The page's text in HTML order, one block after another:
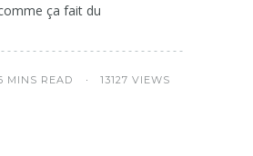
ça fait du
MINS READ 13127 VIEWS